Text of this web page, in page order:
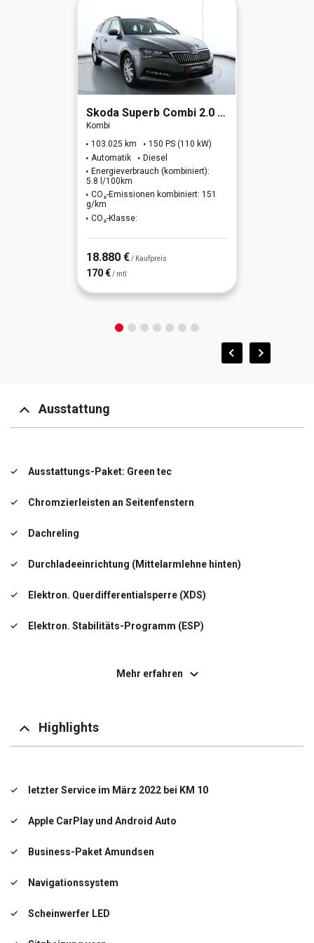
Skoda Superb Combi 2.0 TDI Ambition (EURO 6d)
Kombi
103.025 km
150 PS (110 kW)
Automatik
Diesel
Energieverbrauch (kombiniert):
5.8 l/100km
CO₂-Emissionen kombiniert: 151
g/km
CO₂-Klasse:
18.880 € / Kaufpreis
170 € / mtl
Ausstattung
Ausstattungs-Paket: Green tec
Chromzierleisten an Seitenfenstern
Dachreling
Durchladeeinrichtung (Mittelarmlehne hinten)
Elektron. Querdifferentialsperre (XDS)
Elektron. Stabilitäts-Programm (ESP)
Fahrassistenz-System: Berganfahr-Assistent (Hill-
Fensterheber elektrisch vorn + hinten
Mehr erfahren
Highlights
letzter Service im März 2022 bei KM 10
Apple CarPlay und Android Auto
Business-Paket Amundsen
Navigationssystem
Scheinwerfer LED